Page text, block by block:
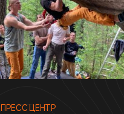
ПРЕСС ЦЕНТР